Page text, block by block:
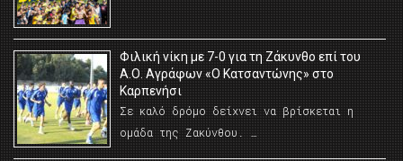
Φιλική νίκη με 7-0 για τη Ζάκυνθο επί του
Α.Ο. Αγράφων «Ο Κατσαντώνης» στο
Καρπενήσι
Σε καλό δρόμο δείχνει να βρίσκεται η
ομάδα της Ζακύνθου. …